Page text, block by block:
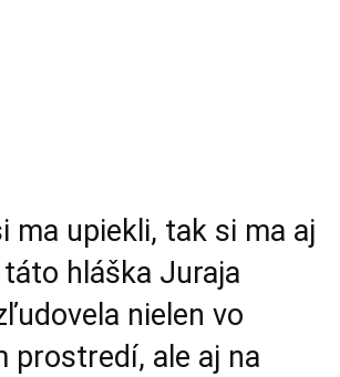
ma upiekli, tak si ma aj
hláška Juraja
nielen vo
prostredí, ale aj na